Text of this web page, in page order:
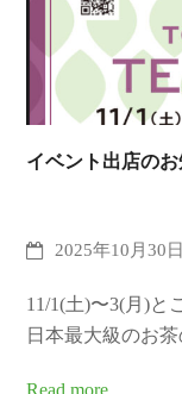
イベント出店の
2025年10月30日
11/1(土)〜3(月)と
日本最大級のお
Read more